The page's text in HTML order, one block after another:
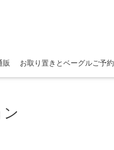
販 お取り置きとベーグルご予約